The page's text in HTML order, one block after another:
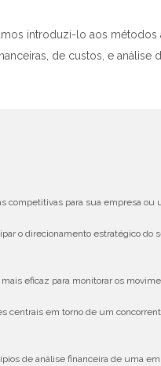
introduzi-lo aos
de custos, e análise
competitivas para sua empresa ou
o direcionamento estratégico
eficaz para monitorar os
centrais em torno de um
de análise financeira de uma